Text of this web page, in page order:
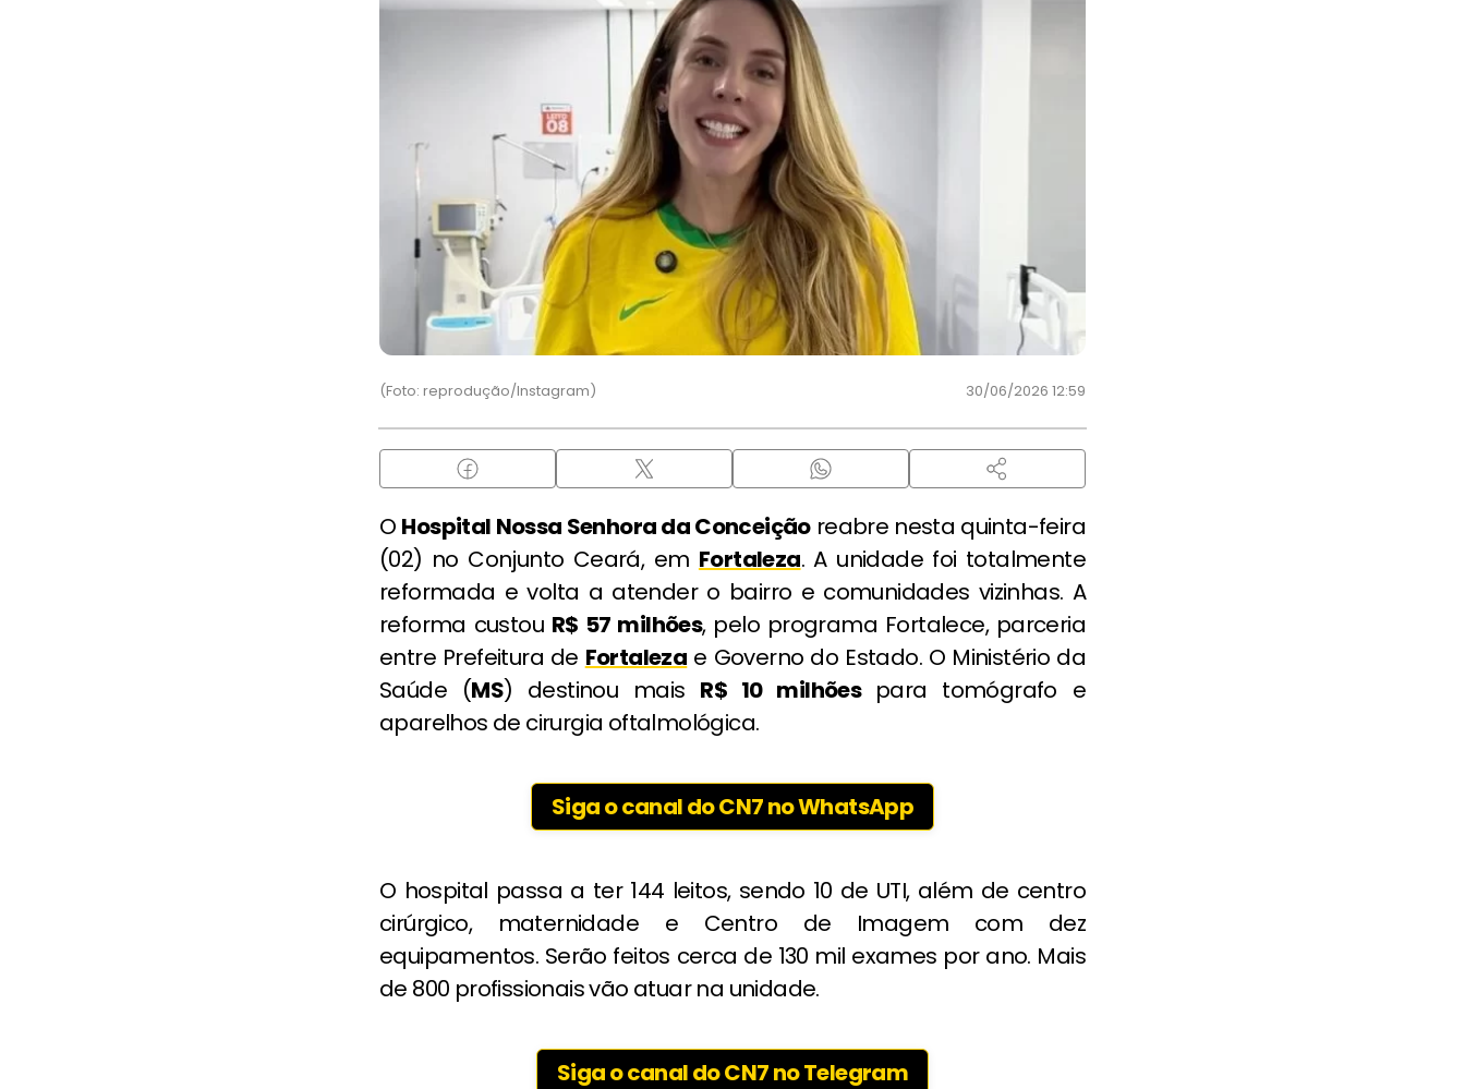
(Foto: reprodução/Instagram) 30/06/2026 12:59
O Hospital Nossa Senhora da Conceiçãoreabre nesta quinta-feira
(02) no Conjunto Ceará, em Fortaleza. A unidade foi totalmente
reformada e volta a atender o bairro e comunidades vizinhas. A
reforma custou R$ 57 milhões, pelo programa Fortalece, parceria
entre Prefeitura de Fortaleza e Governo do Estado. O Ministério da
Saúde (MS) destinou mais R$ 10 milhões para tomógrafo e
aparelhos de cirurgia oftalmológica.
Siga o canal do CN7 no WhatsApp
O hospital passa a ter 144 leitos, sendo 10 de UTI, além de centro
cirúrgico, maternidade e Centro de Imagem com dez
equipamentos. Serão feitos cerca de 130 mil exames por ano. Mais
de 800 profissionais vão atuar na unidade.
Siga o canal do CN7 no Telegram